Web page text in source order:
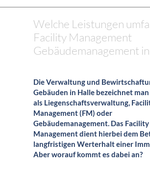
Welche Leistungen
Facility Management
Gebäudemanagement in
Die Verwaltung und
Gebäuden in Halle bezeichnet
als Liegenschaftsverwaltung,
Management (FM) oder
Gebäudemanagement. Das Facility
Management dient hierbei dem
langfristigen Werterhalt einer
Aber worauf kommt es dabei an?